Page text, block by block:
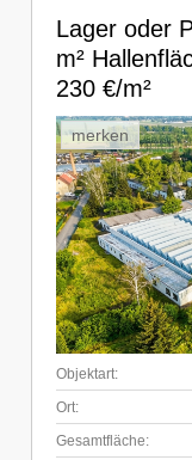
Lager oder
m²
230 €/m²
merken
Objektart:
Ort:
Gesamtfläche: